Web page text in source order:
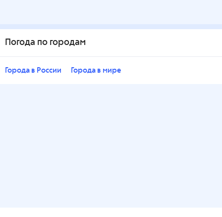
Погода по городам
Города в России Города в мире